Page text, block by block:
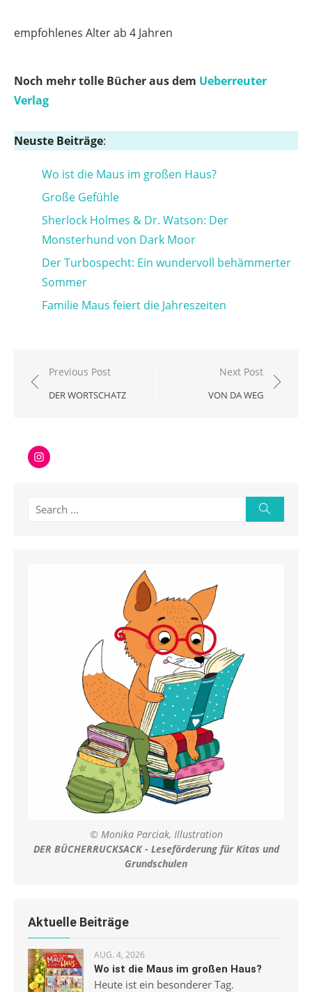
empfohlenes Alter ab 4 Jahren
Noch mehr tolle Bücher aus dem Ueberreuter
Verlag
Neuste Beiträge:
Wo ist die Maus im großen Haus?
Große Gefühle
Sherlock Holmes & Dr. Watson: Der
Monsterhund von Dark Moor
Der Turbospecht: Ein wundervoll behämmerter
Sommer
Familie Maus feiert die Jahreszeiten
Beitragsnavigation
Previous Post
DER WORTSCHATZ
Next Post
VON DA WEG
Instagram
Search
© Monika Parciak, Illustration
DER BÜCHERRUCKSACK - Leseförderung für Kitas und
Grundschulen
Aktuelle Beiträge
AUG. 4, 2026
Wo ist die Maus im großen Haus?
Heute ist ein besonderer Tag.